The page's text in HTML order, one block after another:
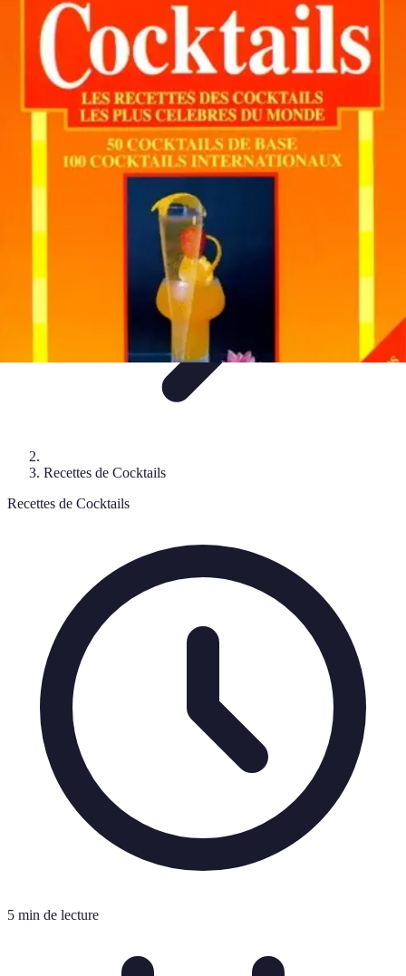
Cocktails Créatifs
Recettes de Cocktails Techniques de MixologieRecettes et
Guide Équipement
Cocktails Créatifs
Recettes de Cocktails
Recettes de Cocktails
5 min de lecture